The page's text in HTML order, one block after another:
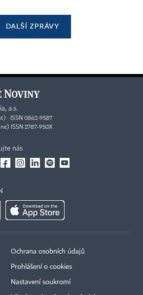
DALŠÍ ZPRÁVY
a.s.
ISSN 0862-9587
ISSN 2787-950X
nás
Ochrana osobních údajů
Prohlášení o cookies
Nastavení soukromí